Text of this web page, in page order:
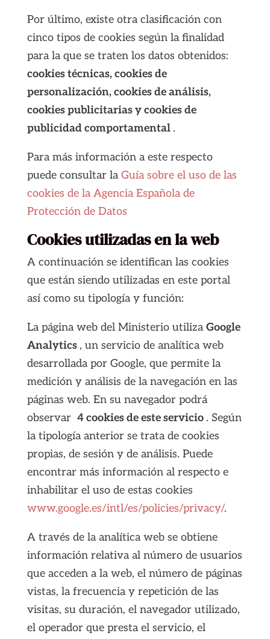
Por último, existe otra clasificación con
cinco tipos de cookies según la finalidad
para la que se traten los datos obtenidos:
cookies técnicas, cookies de
personalización, cookies de análisis,
cookies publicitarias y cookies de
publicidad comportamental .
Para más información a este respecto
puede consultar la Guía sobre el uso de las
cookies de la Agencia Española de
Protección de Datos
Cookies utilizadas en la web
A continuación se identifican las cookies
que están siendo utilizadas en este portal
así como su tipología y función:
La página web del Ministerio utiliza Google
Analytics , un servicio de analítica web
desarrollada por Google, que permite la
medición y análisis de la navegación en las
páginas web. En su navegador podrá
observar 4 cookies de este servicio . Según
la tipología anterior se trata de cookies
propias, de sesión y de análisis. Puede
encontrar más información al respecto e
inhabilitar el uso de estas cookies
www.google.es/intl/es/policies/privacy/.
A través de la analítica web se obtiene
información relativa al número de usuarios
que acceden a la web, el número de páginas
vistas, la frecuencia y repetición de las
visitas, su duración, el navegador utilizado,
el operador que presta el servicio, el